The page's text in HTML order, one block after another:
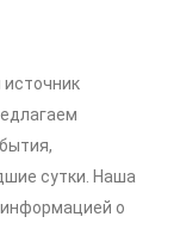
сутки. Наша
о